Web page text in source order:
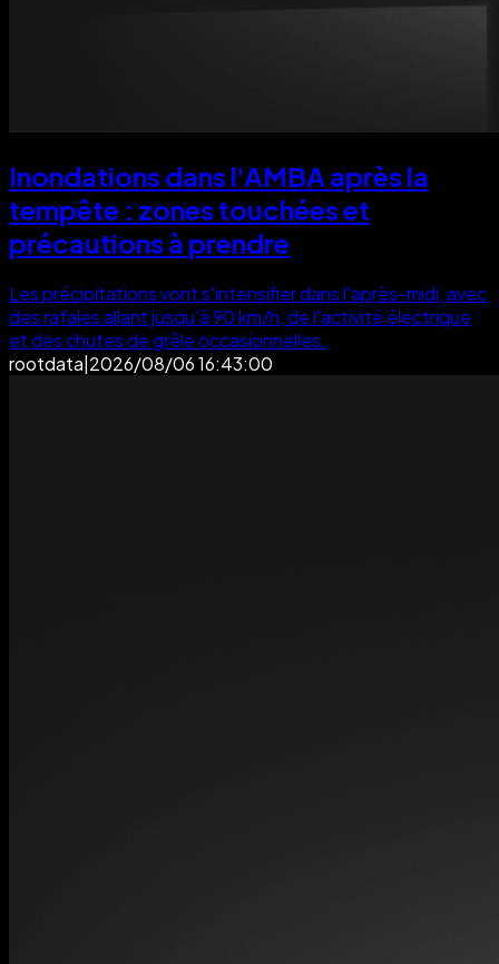
Inondations dans l'AMBA après la
tempête : zones touchées et
précautions à prendre
Les précipitations vont s'intensifier dans l'après-midi, avec
des rafales allant jusqu'à 90 km/h, de l'activité électrique
et des chutes de grêle occasionnelles.
rootdata|2026/08/06 16:43:00